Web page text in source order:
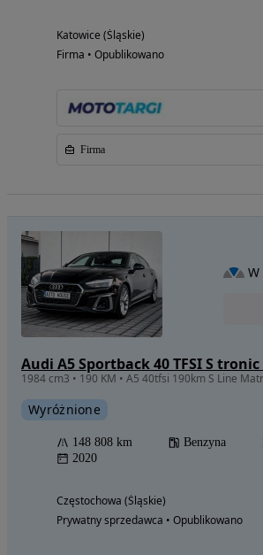
Katowice (Śląskie)
Firma • Opublikowano
Firma
Audi A5 Sportback 40 TFSI S
Wyróżnione
148 808 km Benzyna
2020
Częstochowa (Śląskie)
Prywatny sprzedawca • Opublikowano